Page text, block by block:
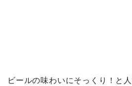
ビールの味わいにそっくり！と